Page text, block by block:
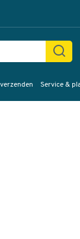
Service &
Afbeeldingen